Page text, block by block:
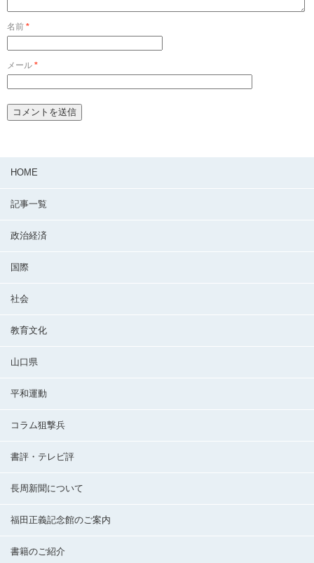
名前 *
メール *
HOME
記事一覧
政治経済
国際
社会
教育文化
山口県
平和運動
コラム狙撃兵
書評・テレビ評
長周新聞について
福田正義記念館のご案内
書籍のご紹介